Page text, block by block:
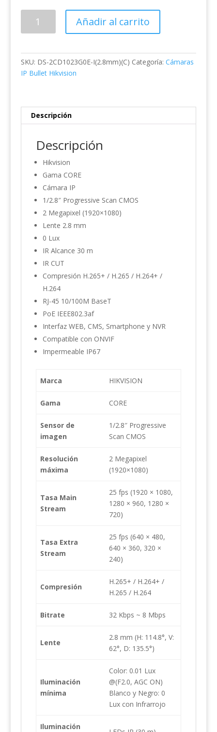
CORE
I(2.8mm)
(C)
Añadir al carrito
SKU: DS-2CD1023G0E-I(2.8mm)(C) Categoría: Cámaras
IP Bullet Hikvision
Descripción
Descripción
Hikvision
Gama CORE
Cámara IP
1/2.8″ Progressive Scan CMOS
2 Megapixel (1920×1080)
Lente 2.8 mm
0 Lux
IR Alcance 30 m
IR CUT
Compresión H.265+ / H.265 / H.264+ /
H.264
RJ-45 10/100M BaseT
PoE IEEE802.3af
Interfaz WEB, CMS, Smartphone y NVR
Compatible con ONVIF
Impermeable IP67
Marca HIKVISION
Gama CORE
Sensor de
imagen
1/2.8″ Progressive
Scan CMOS
Resolución
máxima
2 Megapixel
(1920×1080)
Tasa Main
Stream
25 fps (1920 × 1080,
1280 × 960, 1280 ×
720)
Tasa Extra
Stream
25 fps (640 × 480,
640 × 360, 320 ×
240)
Compresión
H.265+ / H.264+ /
H.265 / H.264
Bitrate 32 Kbps ~ 8 Mbps
Lente
2.8 mm (H: 114.8°, V:
62°, D: 135.5°)
Iluminación
mínima
Color: 0.01 Lux
@(F2.0, AGC ON)
Blanco y Negro: 0
Lux con Infrarrojo
Iluminación